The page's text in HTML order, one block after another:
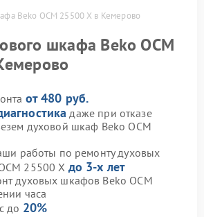
Beko OCM 25500 X в Кемерово
шкафа Beko OCM
от 480 руб.
даже при отказе
духовой шкаф Beko OCM
работы по ремонту духовых
25500 X до 3-х лет
духовых шкафов Beko OCM
часа
до 20%